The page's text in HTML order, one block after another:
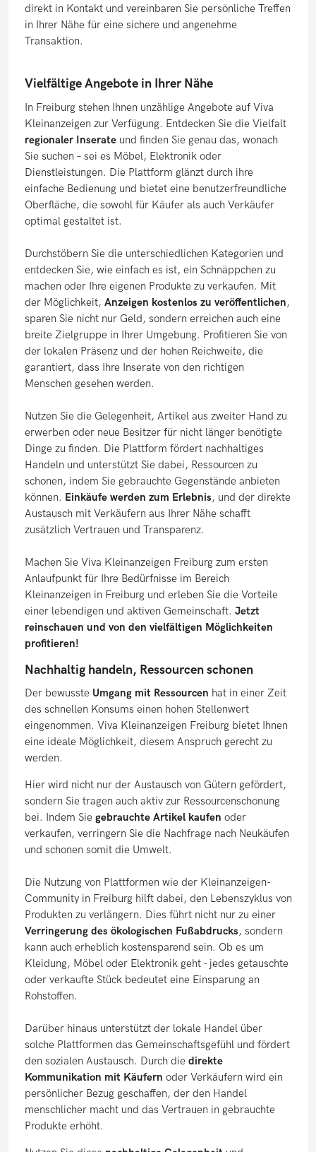
direkt in Kontakt und vereinbaren Sie persönliche Treffen
in Ihrer Nähe für eine sichere und angenehme
Transaktion.
Vielfältige Angebote in Ihrer Nähe
In Freiburg stehen Ihnen unzählige Angebote auf Viva
Kleinanzeigen zur Verfügung. Entdecken Sie die Vielfalt
regionaler Inserate und finden Sie genau das, wonach
Sie suchen – sei es Möbel, Elektronik oder
Dienstleistungen. Die Plattform glänzt durch ihre
einfache Bedienung und bietet eine benutzerfreundliche
Oberfläche, die sowohl für Käufer als auch Verkäufer
optimal gestaltet ist.
Durchstöbern Sie die unterschiedlichen Kategorien und
entdecken Sie, wie einfach es ist, ein Schnäppchen zu
machen oder Ihre eigenen Produkte zu verkaufen. Mit
der Möglichkeit, Anzeigen kostenlos zu veröffentlichen,
sparen Sie nicht nur Geld, sondern erreichen auch eine
breite Zielgruppe in Ihrer Umgebung. Profitieren Sie von
der lokalen Präsenz und der hohen Reichweite, die
garantiert, dass Ihre Inserate von den richtigen
Menschen gesehen werden.
Nutzen Sie die Gelegenheit, Artikel aus zweiter Hand zu
erwerben oder neue Besitzer für nicht länger benötigte
Dinge zu finden. Die Plattform fördert nachhaltiges
Handeln und unterstützt Sie dabei, Ressourcen zu
schonen, indem Sie gebrauchte Gegenstände anbieten
können. Einkäufe werden zum Erlebnis, und der direkte
Austausch mit Verkäufern aus Ihrer Nähe schafft
zusätzlich Vertrauen und Transparenz.
Machen Sie Viva Kleinanzeigen Freiburg zum ersten
Anlaufpunkt für Ihre Bedürfnisse im Bereich
Kleinanzeigen in Freiburg und erleben Sie die Vorteile
einer lebendigen und aktiven Gemeinschaft. Jetzt
reinschauen und von den vielfältigen Möglichkeiten
profitieren!
Nachhaltig handeln, Ressourcen schonen
Der bewusste Umgang mit Ressourcen hat in einer Zeit
des schnellen Konsums einen hohen Stellenwert
eingenommen. Viva Kleinanzeigen Freiburg bietet Ihnen
eine ideale Möglichkeit, diesem Anspruch gerecht zu
werden.
Hier wird nicht nur der Austausch von Gütern gefördert,
sondern Sie tragen auch aktiv zur Ressourcenschonung
bei. Indem Sie gebrauchte Artikel kaufen oder
verkaufen, verringern Sie die Nachfrage nach Neukäufen
und schonen somit die Umwelt.
Die Nutzung von Plattformen wie der Kleinanzeigen-
Community in Freiburg hilft dabei, den Lebenszyklus von
Produkten zu verlängern. Dies führt nicht nur zu einer
Verringerung des ökologischen Fußabdrucks, sondern
kann auch erheblich kostensparend sein. Ob es um
Kleidung, Möbel oder Elektronik geht - jedes getauschte
oder verkaufte Stück bedeutet eine Einsparung an
Rohstoffen.
Darüber hinaus unterstützt der lokale Handel über
solche Plattformen das Gemeinschaftsgefühl und fördert
den sozialen Austausch. Durch die direkte
Kommunikation mit Käufern oder Verkäufern wird ein
persönlicher Bezug geschaffen, der den Handel
menschlicher macht und das Vertrauen in gebrauchte
Produkte erhöht.